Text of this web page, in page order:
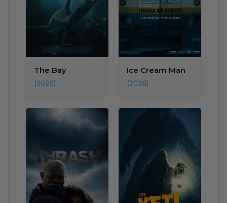
The Bay
(2026)
Ice Cream Man
(2026)